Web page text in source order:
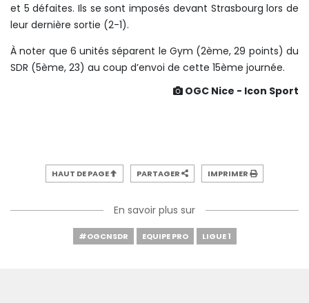
et 5 défaites. Ils se sont imposés devant Strasbourg lors de
leur dernière sortie (2-1).
À noter que 6 unités séparent le Gym (2ème, 29 points) du
SDR (5ème, 23) au coup d’envoi de cette 15ème journée.
OGC Nice - Icon Sport
HAUT DE PAGE PARTAGER IMPRIMER
En savoir plus sur
#OGCNSDR EQUIPE PRO LIGUE 1